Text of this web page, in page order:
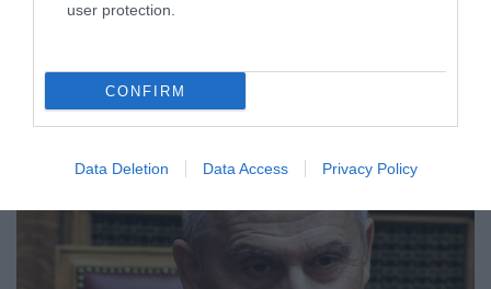
user protection.
CONFIRM
Data Deletion Data Access Privacy Policy
29.05.2026 - 23:06